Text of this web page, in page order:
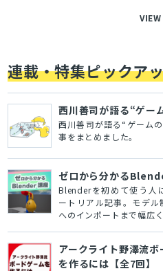
連載・特集ピックア
西川善司が語る“ゲー
西川善司が語る“ゲーム
事をまとめました。
ゼロから分かる
Blenderを初めて使う人
ートリアル記事。モデル
へのインポートまで幅広く
アークライト野澤流ボ
を作るには【全7回】